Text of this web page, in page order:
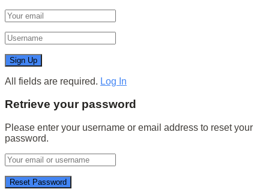
All fields are required. Log In
Retrieve your password
Please enter your username or email address to reset your
password.